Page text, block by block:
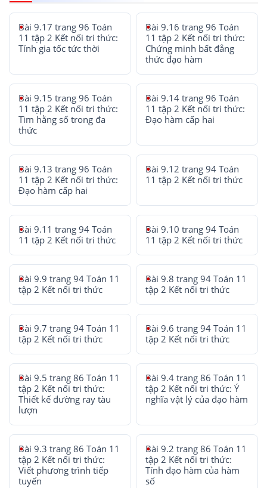
Bài 9.17 trang 96 Toán
11 tập 2 Kết nối tri thức:
Tính gia tốc tức thời
Bài 9.16 trang 96 Toán
11 tập 2 Kết nối tri thức:
Chứng minh bất đẳng
thức đạo hàm
Bài 9.15 trang 96 Toán
11 tập 2 Kết nối tri thức:
Tìm hằng số trong đa
thức
Bài 9.14 trang 96 Toán
11 tập 2 Kết nối tri thức:
Đạo hàm cấp hai
Bài 9.13 trang 96 Toán
11 tập 2 Kết nối tri thức:
Đạo hàm cấp hai
Bài 9.12 trang 94 Toán
11 tập 2 Kết nối tri thức
Bài 9.11 trang 94 Toán
11 tập 2 Kết nối tri thức
Bài 9.10 trang 94 Toán
11 tập 2 Kết nối tri thức
Bài 9.9 trang 94 Toán 11
tập 2 Kết nối tri thức
Bài 9.8 trang 94 Toán 11
tập 2 Kết nối tri thức
Bài 9.7 trang 94 Toán 11
tập 2 Kết nối tri thức
Bài 9.6 trang 94 Toán 11
tập 2 Kết nối tri thức
Bài 9.5 trang 86 Toán 11
tập 2 Kết nối tri thức:
Thiết kế đường ray tàu
lượn
Bài 9.4 trang 86 Toán 11
tập 2 Kết nối tri thức: Ý
nghĩa vật lý của đạo hàm
Bài 9.3 trang 86 Toán 11
tập 2 Kết nối tri thức:
Viết phương trình tiếp
tuyến
Bài 9.2 trang 86 Toán 11
tập 2 Kết nối tri thức:
Tính đạo hàm của hàm
số